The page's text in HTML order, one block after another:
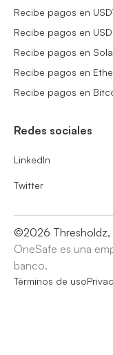
Recibe pagos en
Recibe pagos en
Recibe pagos en
Recibe pagos en
Recibe pagos en
Redes sociales
LinkedIn
Twitter
©2026 Thresholdz,
OneSafe es una
banco.
Términos de uso